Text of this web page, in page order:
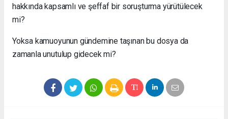
hakkında kapsamlı ve şeffaf bir soruşturma yürütülecek
mi?
Yoksa kamuoyunun gündemine taşınan bu dosya da
zamanla unutulup gidecek mi?